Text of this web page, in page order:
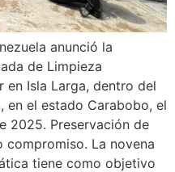
anunció la
de Limpieza
en Isla Larga, dentro del
en el estado Carabobo, el
2025. Preservación de
compromiso. La novena
tiene como objetivo